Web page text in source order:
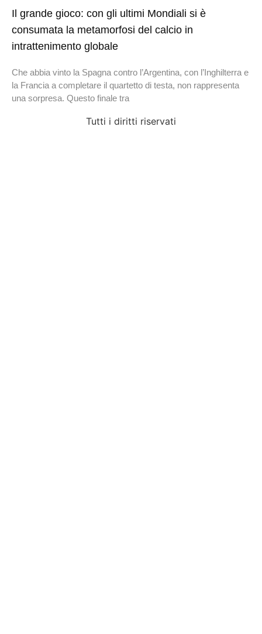
Il grande gioco: con gli ultimi Mondiali si è
consumata la metamorfosi del calcio in
intrattenimento globale
Che abbia vinto la Spagna contro l’Argentina, con l’Inghilterra e
la Francia a completare il quartetto di testa, non rappresenta
una sorpresa. Questo finale tra
Tutti i diritti riservati